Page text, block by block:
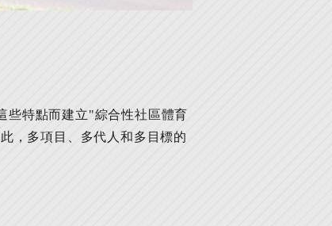
些特點而建立"綜合性社區體育
，多項目、多代人和多目標的